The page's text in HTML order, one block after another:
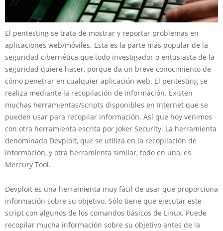
El pentesting se trata de mostrar y reportar problemas en
aplicaciones web/móviles. Esta es la parte más popular de la
seguridad cibernética que todo investigador o entusiasta de la
seguridad quiere hacer, porque da un breve conocimiento de
cómo penetrar en cualquier aplicación web. El pentesting se
realiza mediante la recopilación de información. Existen
muchas herramientas/scripts disponibles en Internet que se
pueden usar para recopilar información. Así que hoy venimos
con otra herramienta escrita por Joker Security. La herramienta
denominada Devploit, que se utiliza en la recopilación de
información, y otra herramienta similar, todo en una, es
Mercury Tool.
Devploit es una herramienta muy fácil de usar que proporciona
información sobre su objetivo. Sólo tiene que ejecutar este
script con algunos de los comandos básicos de Linux. Puede
recopilar mucha información sobre su objetivo antes de la